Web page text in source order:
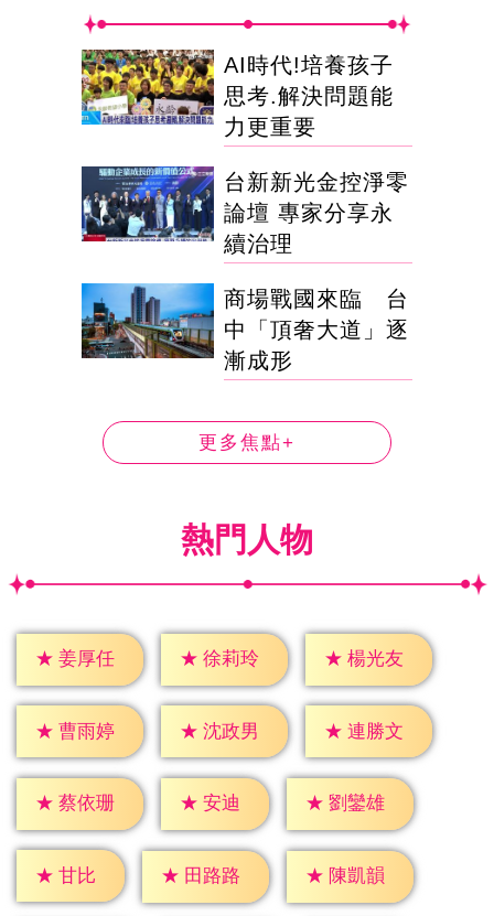
AI時代!培養孩子
思考.解決問題能
力更重要
台新新光金控淨零
論壇 專家分享永
續治理
商場戰國來臨 台
中「頂奢大道」逐
漸成形
更多焦點+
熱門人物
★ 姜厚任 ★ 徐莉玲 ★ 楊光友
★ 曹雨婷 ★ 沈政男 ★ 連勝文
★ 蔡依珊 ★ 安迪 ★ 劉鑾雄
★ 甘比 ★ 田路路 ★ 陳凱韻